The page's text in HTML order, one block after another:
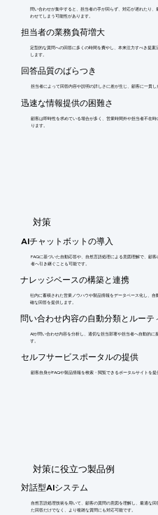
問い合わせが集中すると、担当者の手が回らず、対応が遅れたり
わせてしまう可能性があります。
担当者の業務負荷増大
定型的な質問への回答に多くの時間を費やし、本来注力すべき提
します。
回答品質のばらつき
担当者によって回答内容や説明の詳しさに差が生じ、顧客に一貫し
迅速な情報提供の困難さ
顧客は即時性を求めている場合が多く、営業時間外や担当者不在
ります。
​対策
AIチャットボットの導入
FAQに基づいた自動応答や、自然言語処理による意図理解で、顧
者へ引き継ぐことも可能です。
ナレッジベースの構築と連携
社内に蓄積された営業ノウハウや製品情報をデータベース化し、
確な回答を提供します。
問い合わせ内容の自動分類とルーテ
AIが問い合わせ内容を分析し、適切な担当部署や担当者へ自動的に
す。
セルフサービスポータルの提供
顧客自身がFAQや製品情報を検索・閲覧できるポータルサイトを提
​対策に役立つ製品例
対話型AIシステム
自然言語処理技術を用いて、顧客の質問の意図を理解し、最適な
た回答だけでなく、より複雑な質問にも対応可能です。